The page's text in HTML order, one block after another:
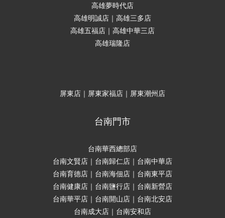
高雄夢時代店
高雄明誠店｜高雄三多店
高雄五福店｜高雄中華三店
高雄瑞隆店
屏東店｜屏東家福店｜屏東潮州店
台南門市
台南華西總部店
台南文賢店｜台南歸仁店｜台南中華店
台南育德店｜台南海佃店｜台南東平店
台南健康店｜台南鹽行店｜台南新營店
台南華平店｜台南開山店｜台南北安店
台南成大店｜台南安和店